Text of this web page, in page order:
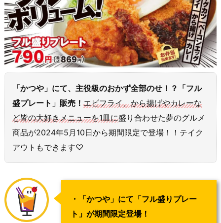
「かつや」にて、主役級のおかず全部のせ！？「フル
盛プレート」販売！ エビフライ、から揚げやカレーな
ど皆の大好きメニューを1皿に盛り合わせた夢のグルメ
商品が2024年5月10日から期間限定で登場！！テイク
アウトもできます♡
・「かつや」にて「フル盛りプレー
ト」が期間限定登場！